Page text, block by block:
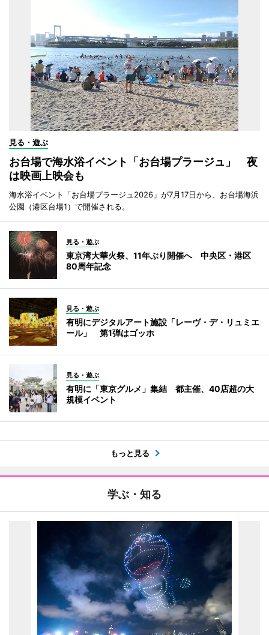
見る・遊ぶ
お台場で海水浴イベント「お台場プラージュ」 夜
は映画上映会も
海水浴イベント「お台場プラージュ2026」が7月17日から、お台場海浜
公園（港区台場1）で開催される。
見る・遊ぶ
東京湾大華火祭、11年ぶり開催へ 中央区・港区
80周年記念
見る・遊ぶ
有明にデジタルアート施設「レーヴ・デ・リュミエ
ール」 第1弾はゴッホ
見る・遊ぶ
有明に「東京グルメ」集結 都主催、40店超の大
規模イベント
もっと見る
学ぶ・知る